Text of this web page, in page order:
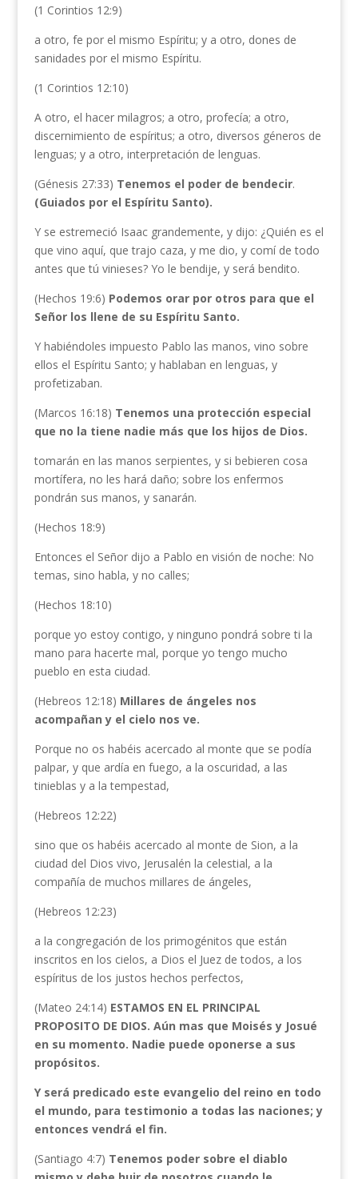
(1 Corintios 12:9)
a otro, fe por el mismo Espíritu; y a otro, dones de
sanidades por el mismo Espíritu.
(1 Corintios 12:10)
A otro, el hacer milagros; a otro, profecía; a otro,
discernimiento de espíritus; a otro, diversos géneros de
lenguas; y a otro, interpretación de lenguas.
(Génesis 27:33) Tenemos el poder de bendecir.
(Guiados por el Espíritu Santo).
Y se estremeció Isaac grandemente, y dijo: ¿Quién es el
que vino aquí, que trajo caza, y me dio, y comí de todo
antes que tú vinieses? Yo le bendije, y será bendito.
(Hechos 19:6) Podemos orar por otros para que el
Señor los llene de su Espíritu Santo.
Y habiéndoles impuesto Pablo las manos, vino sobre
ellos el Espíritu Santo; y hablaban en lenguas, y
profetizaban.
(Marcos 16:18) Tenemos una protección especial
que no la tiene nadie más que los hijos de Dios.
tomarán en las manos serpientes, y si bebieren cosa
mortífera, no les hará daño; sobre los enfermos
pondrán sus manos, y sanarán.
(Hechos 18:9)
Entonces el Señor dijo a Pablo en visión de noche: No
temas, sino habla, y no calles;
(Hechos 18:10)
porque yo estoy contigo, y ninguno pondrá sobre ti la
mano para hacerte mal, porque yo tengo mucho
pueblo en esta ciudad.
(Hebreos 12:18) Millares de ángeles nos
acompañan y el cielo nos ve.
Porque no os habéis acercado al monte que se podía
palpar, y que ardía en fuego, a la oscuridad, a las
tinieblas y a la tempestad,
(Hebreos 12:22)
sino que os habéis acercado al monte de Sion, a la
ciudad del Dios vivo, Jerusalén la celestial, a la
compañía de muchos millares de ángeles,
(Hebreos 12:23)
a la congregación de los primogénitos que están
inscritos en los cielos, a Dios el Juez de todos, a los
espíritus de los justos hechos perfectos,
(Mateo 24:14) ESTAMOS EN EL PRINCIPAL
PROPOSITO DE DIOS. Aún mas que Moisés y Josué
en su momento. Nadie puede oponerse a sus
propósitos.
Y será predicado este evangelio del reino en todo
el mundo, para testimonio a todas las naciones; y
entonces vendrá el fin.
(Santiago 4:7) Tenemos poder sobre el diablo